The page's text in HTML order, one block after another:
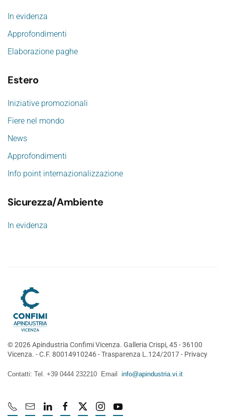
In evidenza
Approfondimenti
Elaborazione paghe
Estero
Iniziative promozionali
Fiere nel mondo
News
Approfondimenti
Info point internazionalizzazione
Sicurezza/Ambiente
In evidenza
©2026Apindustria Confimi Vicenza. Galleria Crispi, 45 - 36100
Vicenza. - C.F. 80014910246 -Trasparenza L.124/2017- Privacy
Contatti: Tel. +39 0444 232210 Email info@apindustria.vi.it